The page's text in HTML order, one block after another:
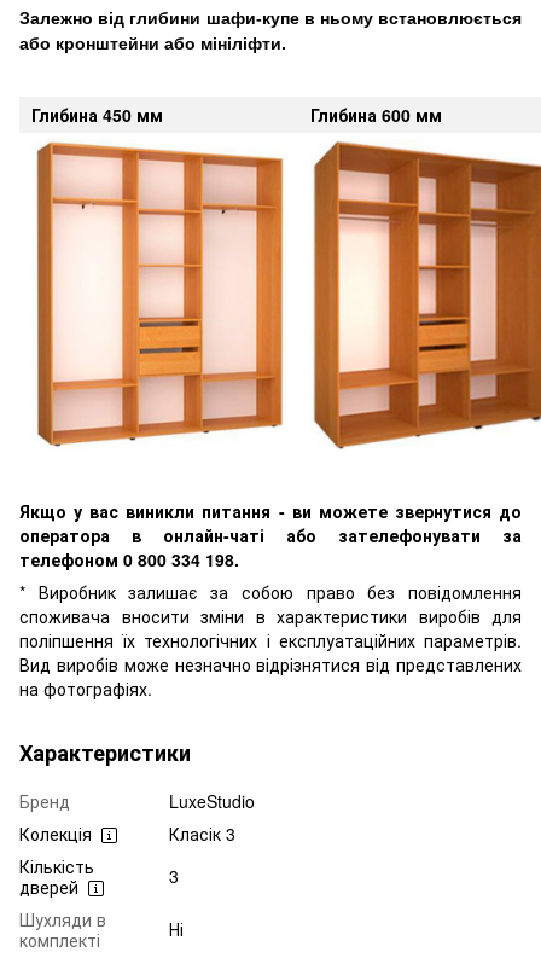
Залежно від глибини шафи-купе в ньому встановлюється
або кронштейни або мініліфти.
Глибина 450 мм Глибина 600 мм
Якщо у вас виникли питання - ви можете звернутися до
оператора в онлайн-чаті або зателефонувати за
телефоном 0 800 334 198.
* Виробник залишає за собою право без повідомлення
споживача вносити зміни в характеристики виробів для
поліпшення їх технологічних і експлуатаційних параметрів.
Вид виробів може незначно відрізнятися від представлених
на фотографіях.
Характеристики
Бренд
LuxeStudio
Колекція
Класік 3
Кількість
дверей
3
Шухляди в
комплекті
Ні